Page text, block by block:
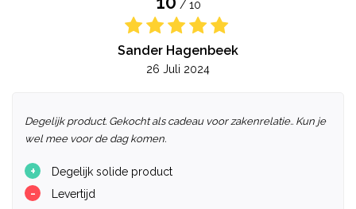
/ 10
Sander Hagenbeek
26 Juli 2024
Degelijk product. Gekocht als cadeau voor zakenrelatie.. Kun je
wel mee voor de dag komen.
+ Degelijk solide product
- Levertijd